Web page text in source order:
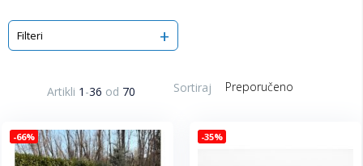
Filteri
Artikli 1 -36 od 70 Sortiraj
-66% -35%